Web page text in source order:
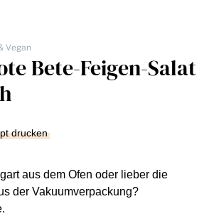
Vegan
Bete-Feigen-Salat
drucken
aus dem Ofen oder lieber die
der Vakuumverpackung?